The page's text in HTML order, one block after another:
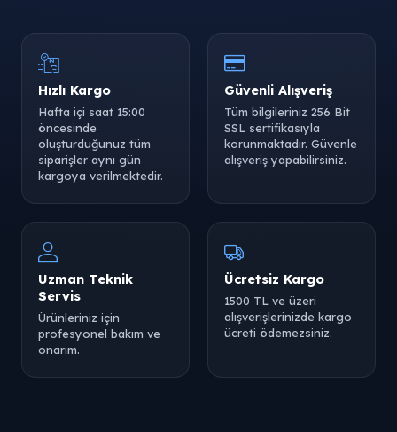
Hızlı Kargo
Hafta içi saat 15:00
öncesinde
oluşturduğunuz tüm
siparişler aynı gün
kargoya verilmektedir.
Güvenli Alışveriş
Tüm bilgileriniz 256 Bit
SSL sertifikasıyla
korunmaktadır. Güvenle
alışveriş yapabilirsiniz.
Uzman Teknik
Servis
Ürünleriniz için
profesyonel bakım ve
onarım.
Ücretsiz Kargo
1500 TL ve üzeri
alışverişlerinizde kargo
ücreti ödemezsiniz.